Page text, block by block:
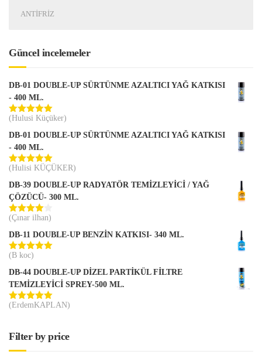
ANTIFRIZ
Güncel incelemeler
DB-01 DOUBLE-UP SÜRTÜNME AZALTICI YAĞ KATKISI
- 400 ML.
5 üzerinden
(Hulusi Küçüker)
DB-01 DOUBLE-UP SÜRTÜNME AZALTICI YAĞ KATKISI
- 400 ML.
5 üzerinden
(Hulisi KÜÇÜKER)
DB-39 DOUBLE-UP RADYATÖR TEMİZLEYİCİ / YAĞ
ÇÖZÜCÜ- 300 ML.
5
4oy aldı
(Çınar ilhan)
DB-11 DOUBLE-UP BENZİN KATKISI- 340 ML.
5 üzerinden
(B koc)
DB-44 DOUBLE-UP DİZEL PARTİKÜL FİLTRE
TEMİZLEYİCİ SPREY-500 ML.
5 üzerinden
(ErdemKAPLAN)
Filter by price